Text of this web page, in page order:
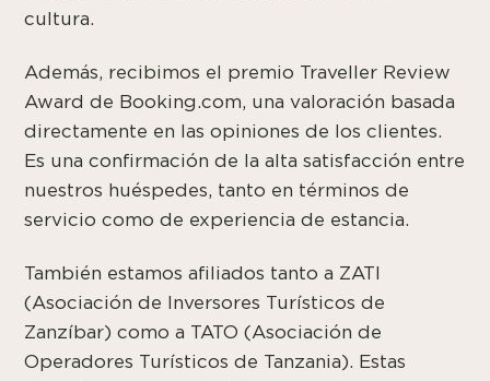
cultura.
Además, recibimos el premio Traveller Review
Award de Booking.com, una valoración basada
directamente en las opiniones de los clientes.
Es una confirmación de la alta satisfacción entre
nuestros huéspedes, tanto en términos de
servicio como de experiencia de estancia.
También estamos afiliados tanto a ZATI
(Asociación de Inversores Turísticos de
Zanzíbar) como a TATO (Asociación de
Operadores Turísticos de Tanzania). Estas